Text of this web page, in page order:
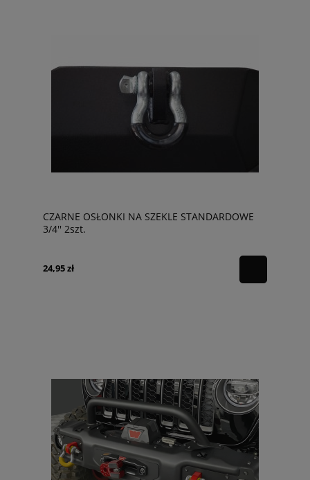
CZARNE OSŁONKI NA SZEKLE STANDARDOWE
3/4'' 2szt.
24,95 zł